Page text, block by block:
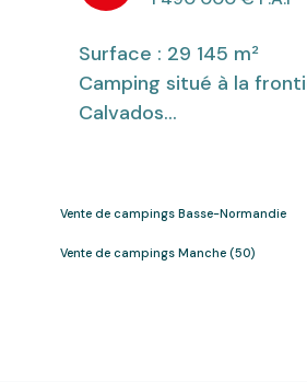
Surface : 29 145 m²
Camping situé à la
Calvados...
Vente de campings Basse-Normandie
Vente de campings Manche (50)